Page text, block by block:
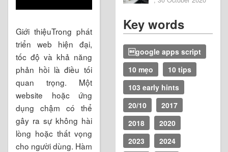
Giới thiệuTrong phát
triển web hiện đại,
tốc độ và khả năng
phản hồi là điều tối
quan trọng. Một
website hoặc ứng
dụng chậm có thể
gây ra sự không hài
lòng hoặc thất vọng
cho người dùng. Hàm
Key words
google apps script
10 mẹo
10 tips
103 early hints
20/10
2017
2018
2020
2023
2024